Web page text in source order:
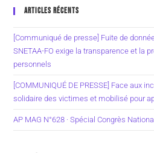
ARTICLES RÉCENTS
[Communiqué de presse] Fuite de
SNETAA-FO exige la transparence et la
personnels
[COMMUNIQUÉ DE PRESSE] Face aux
solidaire des victimes et mobilisé pour
AP MAG N°628 · Spécial Congrès